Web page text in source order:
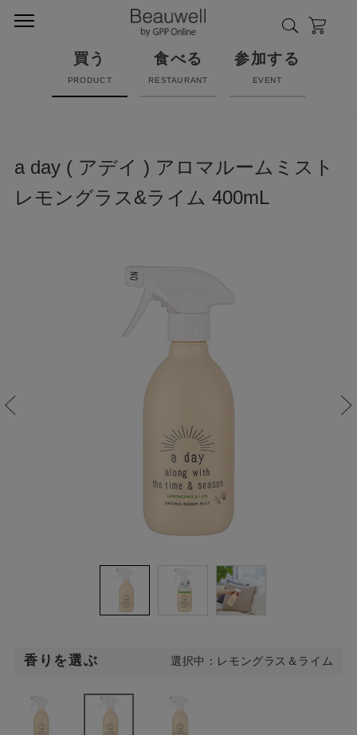
買う
PRODUCT
食べる
RESTAURANT
参加する
EVENT
a day ( アデイ ) アロマルームミスト
レモングラス&ライム 400mL
香りを選ぶ 選択中：レモングラス＆ライム